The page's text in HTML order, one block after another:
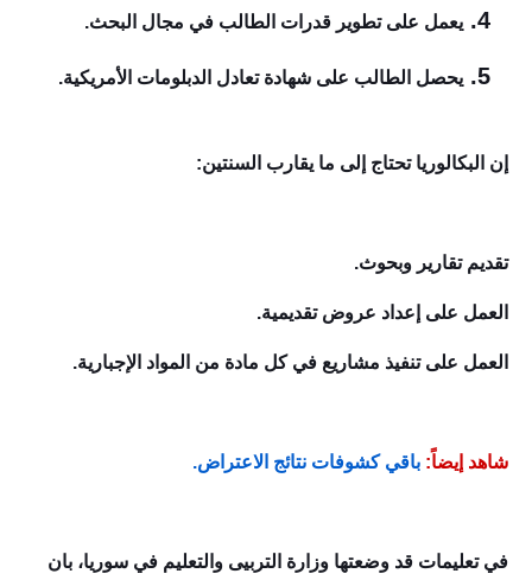
يعمل على تطوير قدرات الطالب في مجال البحث.
يحصل الطالب على شهادة تعادل الدبلومات الأمريكية.
إن البكالوريا تحتاج إلى ما يقارب السنتين:
تقديم تقارير وبحوث.
العمل على إعداد عروض تقديمية.
العمل على تنفيذ مشاريع في كل مادة من المواد الإجبارية.
شاهد إيضاً: باقي كشوفات نتائج الاعتراض.
في تعليمات قد وضعتها وزارة التربيى والتعليم في سوريا، بان